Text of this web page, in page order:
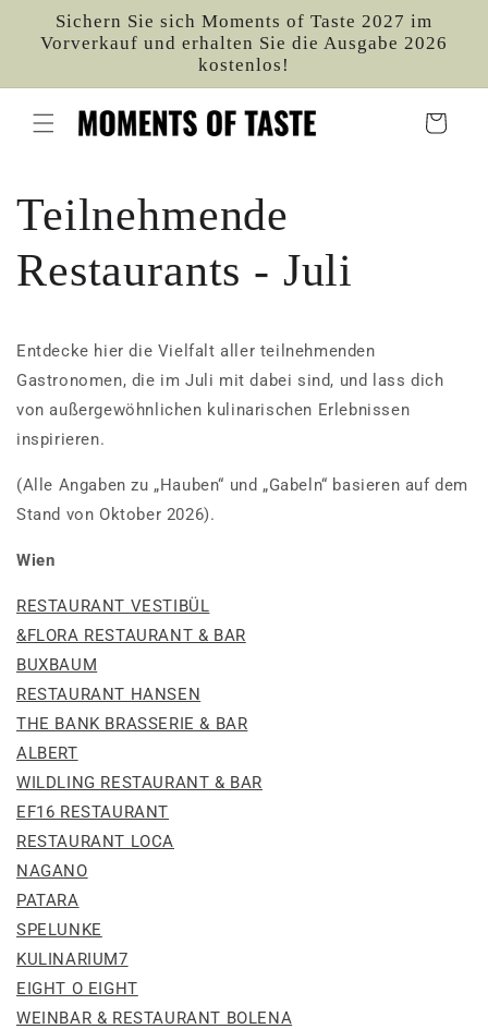
zum
Inhalt
Sichern Sie sich Moments of Taste 2027 im
Vorverkauf und erhalten Sie die Ausgabe 2026
kostenlos!
Warenkorb
Teilnehmende
Restaurants - Juli
Entdecke hier die Vielfalt aller teilnehmenden
Gastronomen, die im Juli mit dabei sind, und lass dich
von außergewöhnlichen kulinarischen Erlebnissen
inspirieren.
(Alle Angaben zu „Hauben“ und „Gabeln“ basieren auf dem
Stand von Oktober 2026).
Wien
RESTAURANT VESTIBÜL
&FLORA RESTAURANT & BAR
BUXBAUM
RESTAURANT HANSEN
THE BANK BRASSERIE & BAR
ALBERT
WILDLING RESTAURANT & BAR
EF16 RESTAURANT
RESTAURANT LOCA
NAGANO
PATARA
SPELUNKE
KULINARIUM7
EIGHT O EIGHT
WEINBAR & RESTAURANT BOLENA